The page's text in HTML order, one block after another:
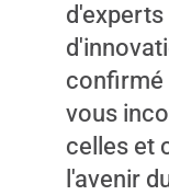
confirmé
vous
celles et
l'avenir